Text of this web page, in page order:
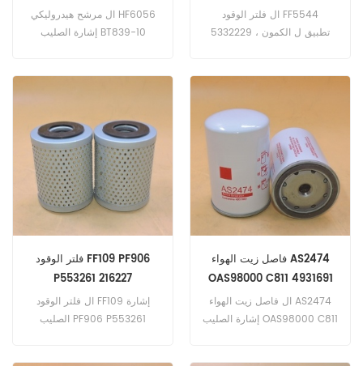
921999
ال مرشح هيدروليكي HF6056
إشارة الصليب BT839-10
DD34-HF (كوبوتا V2203 إنج).
SD100. SD116DX ؛ SD116F
(Cummins QSB-5.9 eng).
جون ديري 2360. 484 (359
هندسة). 6000. 6000 (219
ال فلتر الوقود FF5544
5332229 ، تطبيق ل الكمون
Fendt 5180 (Deutz BF6L913
eng). فودن ألفا | 2000 ؛
3000 ؛ 4000-A2-4R ؛ A2-
4R.T-2001/01 (ليلاند / داف
باككار ، م م). New Holland
LW190B (Iveco eng). W190
(Iveco F4AE0684F eng).
فلتر الوقود FF109 PF906
P553261 216227
ال فلتر الوقود FF109 إشارة
الصليب PF906 P553261
فاصل زيت الهواء AS2474
OAS98000 C811 4931691
H100WU
ال فاصل زيت الهواء AS2474
إشارة الصليب OAS98000 C811